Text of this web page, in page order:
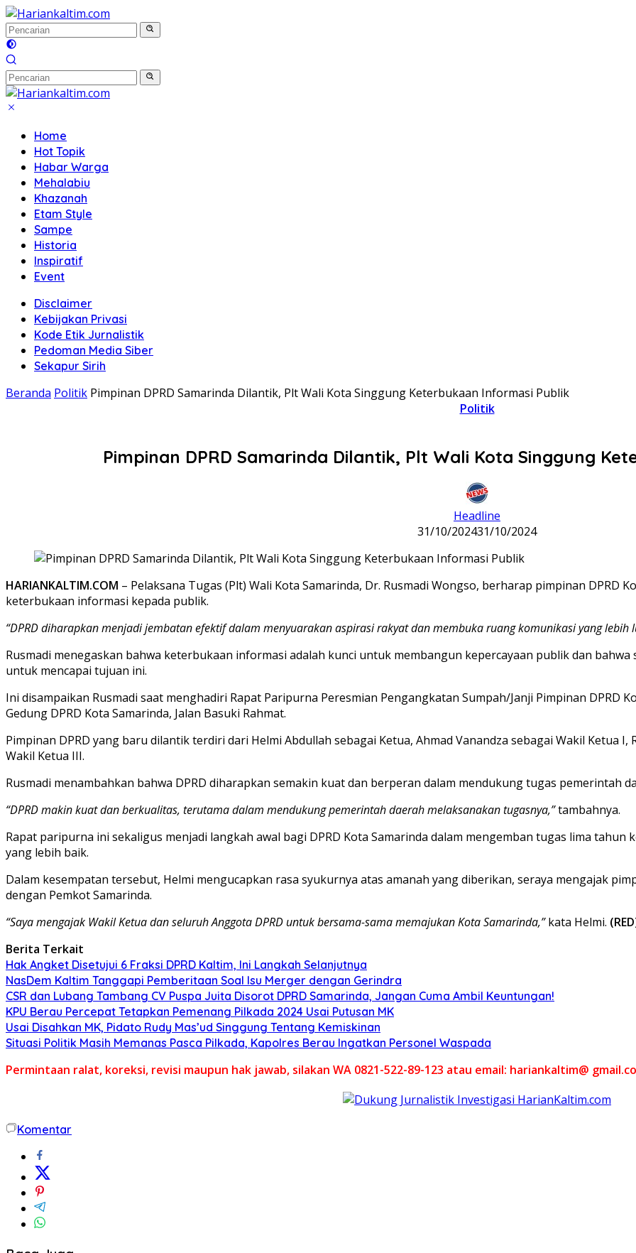
Langsung
ke
konten
Home
Hot Topik
Habar Warga
Mehalabiu
Khazanah
Etam Style
Sampe
Historia
Inspiratif
Event
Disclaimer
Kebijakan Privasi
Kode Etik Jurnalistik
Pedoman Media Siber
Sekapur Sirih
Beranda Politik Pimpinan DPRD Samarinda Dilantik, Plt Wali Kota Singgung Keterbukaan Informasi Publik
Politik
Pimpinan DPRD Samarinda Dilantik, Plt Wali Kota Singgung
Headline
31/10/202431/10/2024
HARIANKALTIM.COM – Pelaksana Tugas (Plt) Wali Kota Samarinda, Dr. Rusmadi Wongso, berharap pimpinan DPRD
keterbukaan informasi kepada publik.
“DPRD diharapkan menjadi jembatan efektif dalam menyuarakan aspirasi rakyat dan membuka ruang komunikasi yang lebih
Rusmadi menegaskan bahwa keterbukaan informasi adalah kunci untuk membangun kepercayaan publik dan
untuk mencapai tujuan ini.
Ini disampaikan Rusmadi saat menghadiri Rapat Paripurna Peresmian Pengangkatan Sumpah/Janji Pimpinan DPRD
Gedung DPRD Kota Samarinda, Jalan Basuki Rahmat.
Pimpinan DPRD yang baru dilantik terdiri dari Helmi Abdullah sebagai Ketua, Ahmad Vanandza sebagai Wakil Ketua I,
Wakil Ketua III.
Rusmadi menambahkan bahwa DPRD diharapkan semakin kuat dan berperan dalam mendukung tugas pemerintah
“DPRD makin kuat dan berkualitas, terutama dalam mendukung pemerintah daerah melaksanakan tugasnya,”tambahnya.
Rapat paripurna ini sekaligus menjadi langkah awal bagi DPRD Kota Samarinda dalam mengemban tugas lima
yang lebih baik.
Dalam kesempatan tersebut, Helmi mengucapkan rasa syukurnya atas amanah yang diberikan, seraya mengajak
dengan Pemkot Samarinda.
“Saya mengajak Wakil Ketua dan seluruh Anggota DPRD untuk bersama-sama memajukan Kota Samarinda,”kata Helmi.
Berita Terkait
Hak Angket Disetujui 6 Fraksi DPRD Kaltim, Ini Langkah Selanjutnya
NasDem Kaltim Tanggapi Pemberitaan Soal Isu Merger dengan Gerindra
CSR dan Lubang Tambang CV Puspa Juita Disorot DPRD Samarinda, Jangan Cuma Ambil Keuntungan!
KPU Berau Percepat Tetapkan Pemenang Pilkada 2024 Usai Putusan MK
Usai Disahkan MK, Pidato Rudy Mas’ud Singgung Tentang Kemiskinan
Situasi Politik Masih Memanas Pasca Pilkada, Kapolres Berau Ingatkan Personel Waspada
Permintaan ralat, koreksi, revisi maupun hak jawab, silakan WA 0821-522-89-123 atau email: hariankaltim@
Komentar